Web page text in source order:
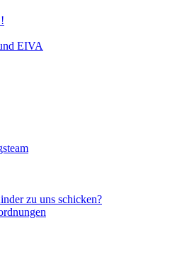
EIVA
zu uns schicken?